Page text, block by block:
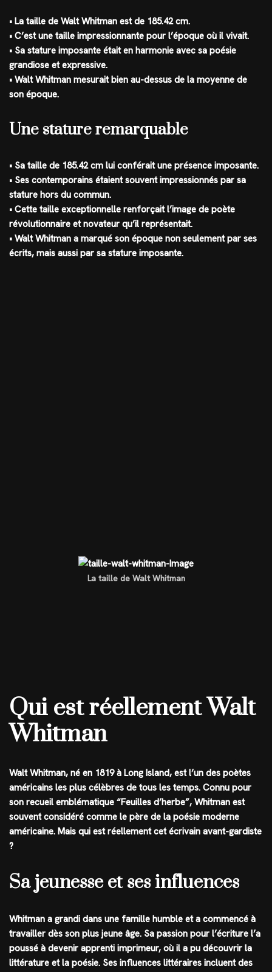
• La taille de Walt Whitman est de 185.42 cm.
• C’est une taille impressionnante pour l’époque où il vivait.
• Sa stature imposante était en harmonie avec sa poésie
grandiose et expressive.
• Walt Whitman mesurait bien au-dessus de la moyenne de
son époque.
Une stature remarquable
• Sa taille de 185.42 cm lui conférait une présence imposante.
• Ses contemporains étaient souvent impressionnés par sa
stature hors du commun.
• Cette taille exceptionnelle renforçait l’image de poète
révolutionnaire et novateur qu’il représentait.
• Walt Whitman a marqué son époque non seulement par ses
écrits, mais aussi par sa stature imposante.
La taille de Walt Whitman
Qui est réellement Walt
Whitman
Walt Whitman, né en 1819 à Long Island, est l’un des poètes
américains les plus célèbres de tous les temps. Connu pour
son recueil emblématique “Feuilles d’herbe”, Whitman est
souvent considéré comme le père de la poésie moderne
américaine. Mais qui est réellement cet écrivain avant-gardiste
?
Sa jeunesse et ses influences
Whitman a grandi dans une famille humble et a commencé à
travailler dès son plus jeune âge. Sa passion pour l’écriture l’a
poussé à devenir apprenti imprimeur, où il a pu découvrir la
littérature et la poésie. Ses influences littéraires incluent des